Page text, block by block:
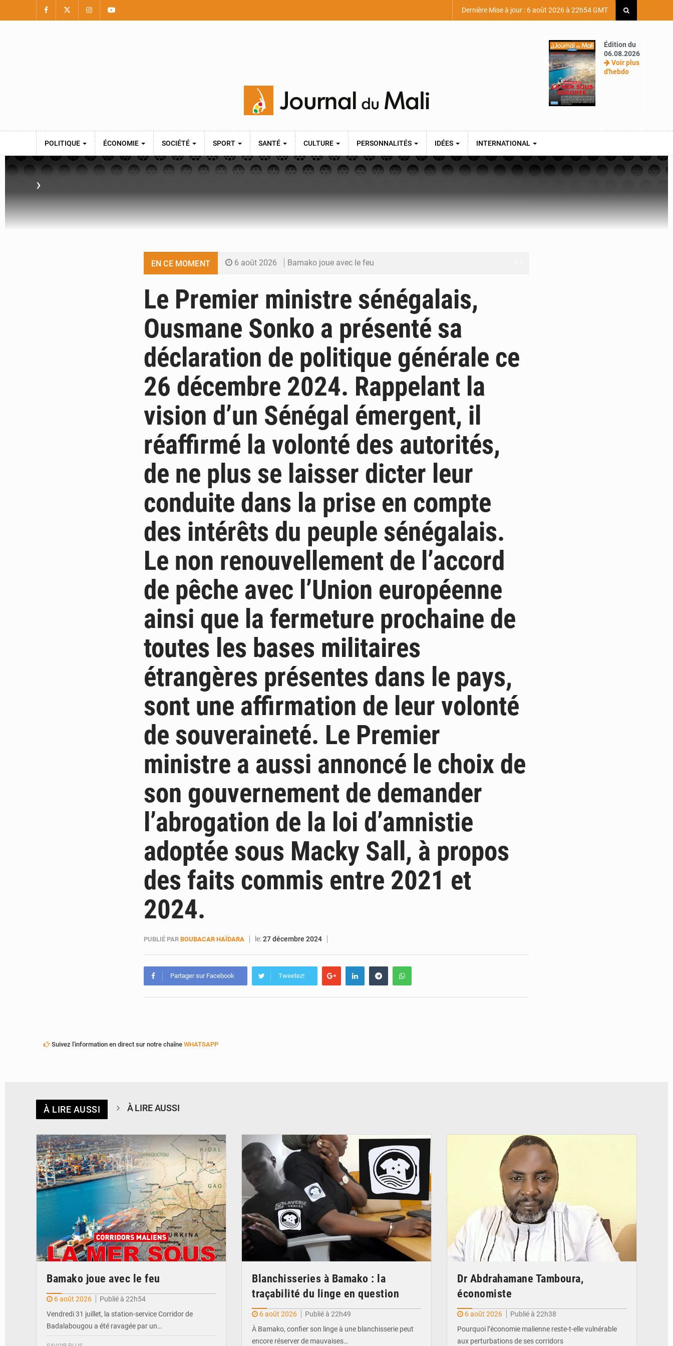
Dernière Mise à jour : 6 août 2026 à 22h54 GMT
Édition du
06.08.2026
Voir plus
d'hebdo
POLITIQUE ÉCONOMIE SOCIÉTÉ SPORT SANTÉ CULTURE PERSONNALITÉS IDÉES INTERNATIONAL
›
EN CE MOMENT 6 août 2026 Bamako joue avec le feu
6 août 2026 Dr Abdrahamane Tamboura, économiste
6 août 2026 Ports ouest-africains : la bataille du fret sahélien
6 août 2026 AfroBasket U18 : Le Mali défend sa double couronne à Abidjan
Le Premier ministre sénégalais,
Ousmane Sonko a présenté sa
déclaration de politique générale ce
26 décembre 2024. Rappelant la
vision d’un Sénégal émergent, il
réaffirmé la volonté des autorités,
de ne plus se laisser dicter leur
conduite dans la prise en compte
des intérêts du peuple sénégalais.
Le non renouvellement de l’accord
de pêche avec l’Union européenne
ainsi que la fermeture prochaine de
toutes les bases militaires
étrangères présentes dans le pays,
sont une affirmation de leur volonté
de souveraineté. Le Premier
ministre a aussi annoncé le choix de
son gouvernement de demander
l’abrogation de la loi d’amnistie
adoptée sous Macky Sall, à propos
des faits commis entre 2021 et
2024.
PUBLIÉ PAR BOUBACAR HAÏDARA le:27 décembre 2024
Partager sur Facebook Tweetez!
Suivez l'information en direct sur notre chaîne WHATSAPP
À LIRE AUSSI À LIRE AUSSI
© JDM
Bamako joue avec le feu
6 août 2026
Publié à 22h54
Vendredi 31 juillet, la station-service Corridor de
Badalabougou a été ravagée par un…
Blanchisseries à Bamako : la
traçabilité du linge en question
6 août 2026
Publié à 22h49
À Bamako, confier son linge à une blanchisserie peut
encore réserver de mauvaises…
Dr Abdrahamane Tamboura,
économiste
6 août 2026
Publié à 22h38
Pourquoi l’économie malienne reste-t-elle vulnérable
aux perturbations de ses corridors